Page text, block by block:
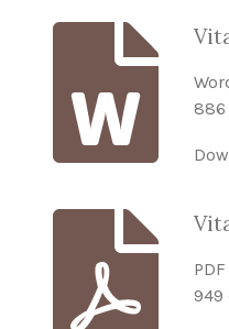
886
949